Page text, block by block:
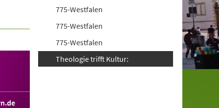
775-Westfalen
775-Westfalen
775-Westfalen
Theologie trifft Kultur: